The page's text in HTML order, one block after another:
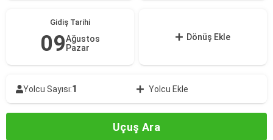
Gidiş Tarihi
09Ağustos
Pazar
Dönüş Ekle
Yolcu Sayısı:1 Yolcu Ekle
Uçuş Ara